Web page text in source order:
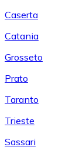
Caserta
Catania
Grosseto
Prato
Taranto
Trieste
Sassari